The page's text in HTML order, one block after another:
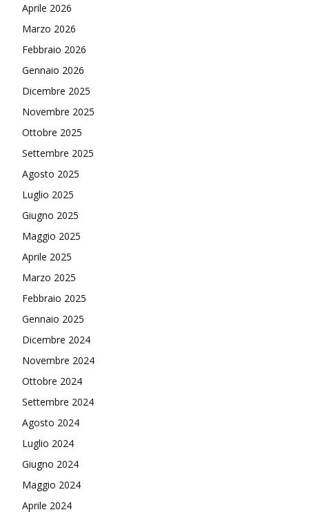
Aprile 2026
Marzo 2026
Febbraio 2026
Gennaio 2026
Dicembre 2025
Novembre 2025
Ottobre 2025
Settembre 2025
Agosto 2025
Luglio 2025
Giugno 2025
Maggio 2025
Aprile 2025
Marzo 2025
Febbraio 2025
Gennaio 2025
Dicembre 2024
Novembre 2024
Ottobre 2024
Settembre 2024
Agosto 2024
Luglio 2024
Giugno 2024
Maggio 2024
Aprile 2024